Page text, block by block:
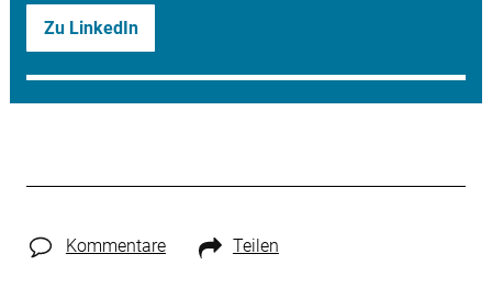
Zu LinkedIn
Kommentare Teilen